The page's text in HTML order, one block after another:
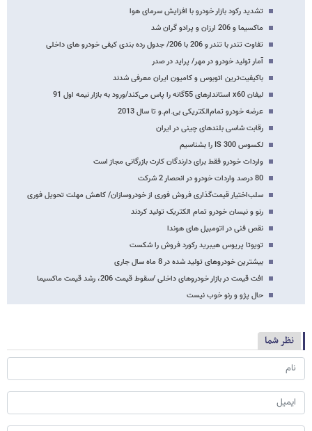
تشدید رکود بازار خودرو با افزایش سرمای هوا
ماکسیما و 206 ارزان و پرادو گران شد
تفاوت تندر با تندر و 206 با 206/ جدول رده بندی کیفی خودرو های داخلی
آمار تولید خودرو در مهر/ پراید در صدر
باکیفیت‌ترین اتوبوس و کامیون ایران معرفی شدند
لیفان x60 استاندارهای 55گانه را پاس می‌کند/ورود به بازار نیمه اول 91
عرضه خودرو تمام‌الکتریکی بی.ام.و تا سال 2013
رقابت شاسی بلند‌های چینی در ایران
لکسوس 300 IS را بشناسیم
واردات خودرو فقط برای دارندگان کارت بازرگانی مجاز است
80 درصد واردات خودرو در انحصار 2 شرکت
سلب‌اختیار قیمت‌گذاری فروش فوری از خودروسازان/ کاهش مهلت تحویل فوری
رنو و نیسان خودرو تمام الکتریک تولید کردند
نقص فنی در اتومبیل های هوندا
تویوتا پریوس هیبرید رکورد فروش را شکست
بیشترین خودروهای تولید شده در 8 ماه سال جاری
افت قیمت در بازار خودروهای داخلی /سقوط قیمت 206، رشد قیمت ماکسیما
حال پژو و رنو خوب نیست
نظر شما